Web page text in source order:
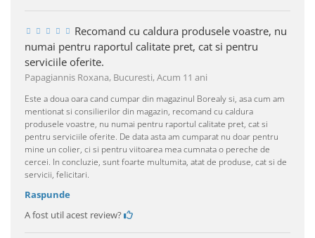
Recomand cu caldura produsele voastre, nu
numai pentru raportul calitate pret, cat si pentru
serviciile oferite.
Papagiannis Roxana, Bucuresti,Acum 11 ani
Este a doua oara cand cumpar din magazinul Borealy si, asa cum am
mentionat si consilierilor din magazin, recomand cu caldura
produsele voastre, nu numai pentru raportul calitate pret, cat si
pentru serviciile oferite. De data asta am cumparat nu doar pentru
mine un colier, ci si pentru viitoarea mea cumnata o pereche de
cercei. In concluzie, sunt foarte multumita, atat de produse, cat si de
servicii, felicitari.
Raspunde
A fost util acest review?